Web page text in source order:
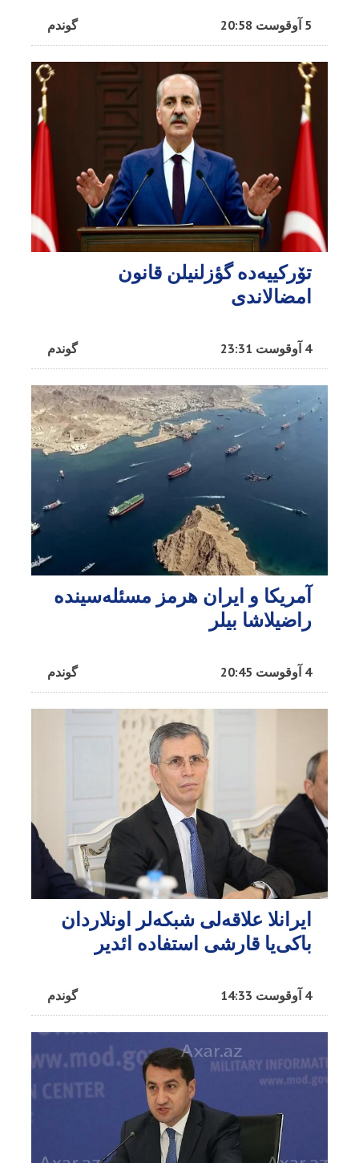
گوندم 5 آوقوست 20:58
تۆرکییه‌ده گؤزلنیلن قانون
امضالاندی
گوندم 4 آوقوست 23:31
آمریکا و ایران هرمز مسئله‌سینده
راضیلاشا بیلر
گوندم 4 آوقوست 20:45
ایرانلا علاقه‌لی شبکه‌لر اونلاردان
باکی‌یا قارشی استفاده ائدیر
گوندم 4 آوقوست 14:33